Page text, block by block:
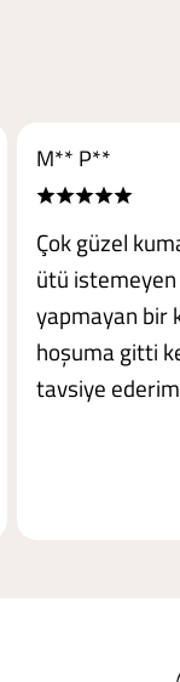
M** P**
Çok güzel
ütü
yapmayan bir
hoşuma gitti
tavsiye ederim